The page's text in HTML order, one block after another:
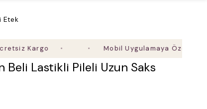
Etek
Mobil Uygulamaya Özel Ek %5
Beli Lastikli Pileli Uzun Saks